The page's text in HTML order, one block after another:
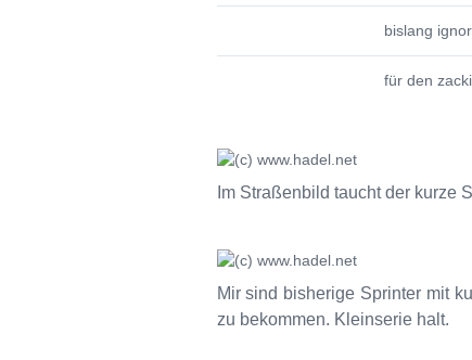
bislang
für den
Im Straßenbild taucht der kurze
Mir sind bisherige Sprinter mit
zu bekommen. Kleinserie halt.